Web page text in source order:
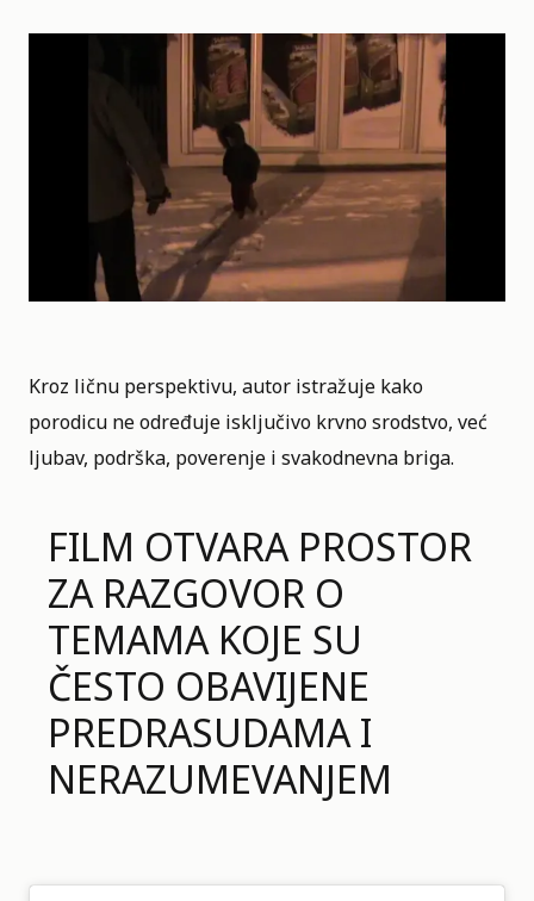
Kroz ličnu perspektivu, autor istražuje kako
porodicu ne određuje isključivo krvno srodstvo, već
ljubav, podrška, poverenje i svakodnevna briga.
FILM OTVARA PROSTOR
ZA RAZGOVOR O
TEMAMA KOJE SU
ČESTO OBAVIJENE
PREDRASUDAMA I
NERAZUMEVANJEM